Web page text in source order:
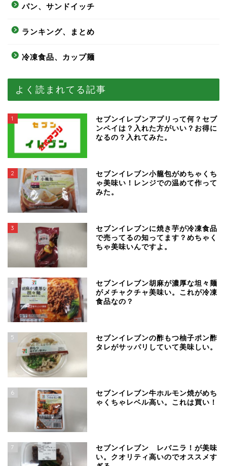
パン、サンドイッチ
ランキング、まとめ
冷凍食品、カップ麺
よく読まれてる記事
1
セブンイレブンアプリって何？セブ
ンペイは？入れた方がいい？お得に
なるの？入れてみた。
2
セブンイレブン小籠包がめちゃくち
ゃ美味い！レンジでの温めて作って
みた。
3
セブンイレブンに焼き芋が冷凍食品
で売ってるの知ってます？めちゃく
ちゃ美味いんですよ。
4
セブンイレブン胡麻が濃厚な坦々麺
がメチャクチャ美味い。これが冷凍
食品なの？
5
セブンイレブンの酢もつ柚子ポン酢
タレがサッパリしていて美味しい。
6
セブンイレブン牛ホルモン焼がめち
ゃくちゃレベル高い。これは買い！
7
セブンイレブン レバニラ！が美味
い。クオリティ高いのでオススメす